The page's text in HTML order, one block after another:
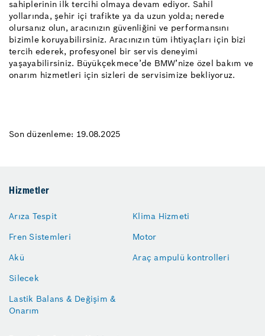
sahiplerinin ilk tercihi olmaya devam ediyor. Sahil
yollarında, şehir içi trafikte ya da uzun yolda; nerede
olursanız olun, aracınızın güvenliğini ve performansını
bizimle koruyabilirsiniz. Aracınızın tüm ihtiyaçları için bizi
tercih ederek, profesyonel bir servis deneyimi
yaşayabilirsiniz. Büyükçekmece’de BMW’nize özel bakım ve
onarım hizmetleri için sizleri de servisimize bekliyoruz.
Son düzenleme: 19.08.2025
Hizmetler
Arıza Tespit
Fren Sistemleri
Akü
Silecek
Lastik Balans & Değişim &
Onarım
Klima Hizmeti
Motor
Araç ampulü kontrolleri